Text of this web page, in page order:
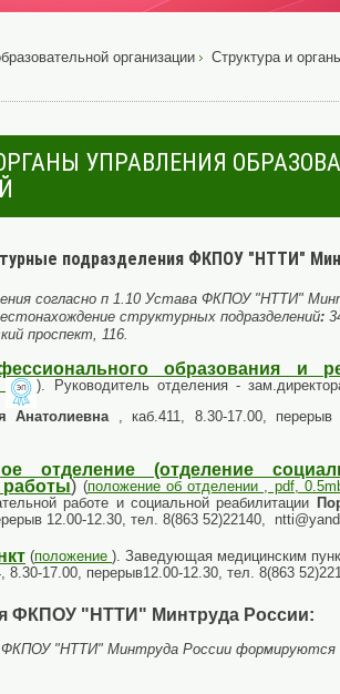
организации
Структура и
УПРАВЛЕНИЯ
подразделения ФКПОУ "НТТИ"
согласно п 1.10 Устава ФКПОУ "НТТИ"
структурных подразделений:
проспект, 116.
образования и
). Руководитель отделения -
Анатолиевна , каб.411, 8.30-17.00,
отделение (отделение
работы) (положение об отделении , pdf,
работе и социальной реабилитации
12.00-12.30, тел. 8(863 52)22140,
(положение ). Заведующая медицинским
8.30-17.00, перерыв12.00-12.30, тел. 8(863
ФКПОУ "НТТИ" Минтруда России:
ФКПОУ "НТТИ" Минтруда России формируются